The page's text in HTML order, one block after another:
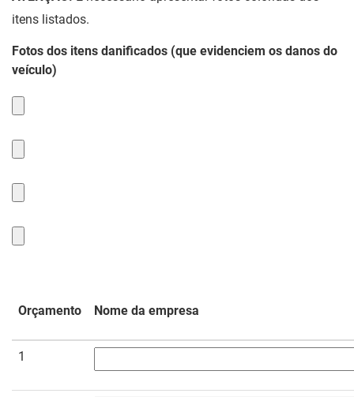
itens listados.
Fotos dos itens danificados (que evidenciem os danos do
veículo)
Orçamento Nome da empresa
1